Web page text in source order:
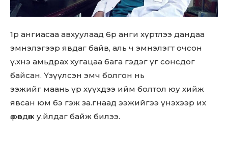
1р ангиасаа авхуулаад 6р анги хүртлээ дандаа
эмнэлэгээр явдаг байв, аль ч эмнэлэгт очсон
ү.хнэ амьдрах хугацаа бага гэдэг үг сонсдог
байсан. Үзүүлсэн эмч болгон нь
ээжийг маань үр хүүхдээ ийм болтол юу хийж
явсан юм бэ гэж за.гнаад ээжийгээ үнэхээр их
ө.рөвдөж у.йлдаг байж билээ.